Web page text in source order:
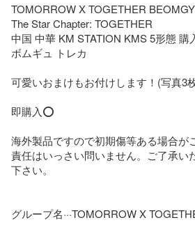
TOMORROW X TOGETHER
The Star Chapter: TOGETHER
中国 中華 KM STATION KMS 5形態 購
ボムギュ トレカ
可愛いおまけもお付けします！(写真3
即購入⭕️
海外製品ですので初期傷等ある場合が
責任はいっさい問いません。ご了承い
下さい。
グループ名···TOMORROW X